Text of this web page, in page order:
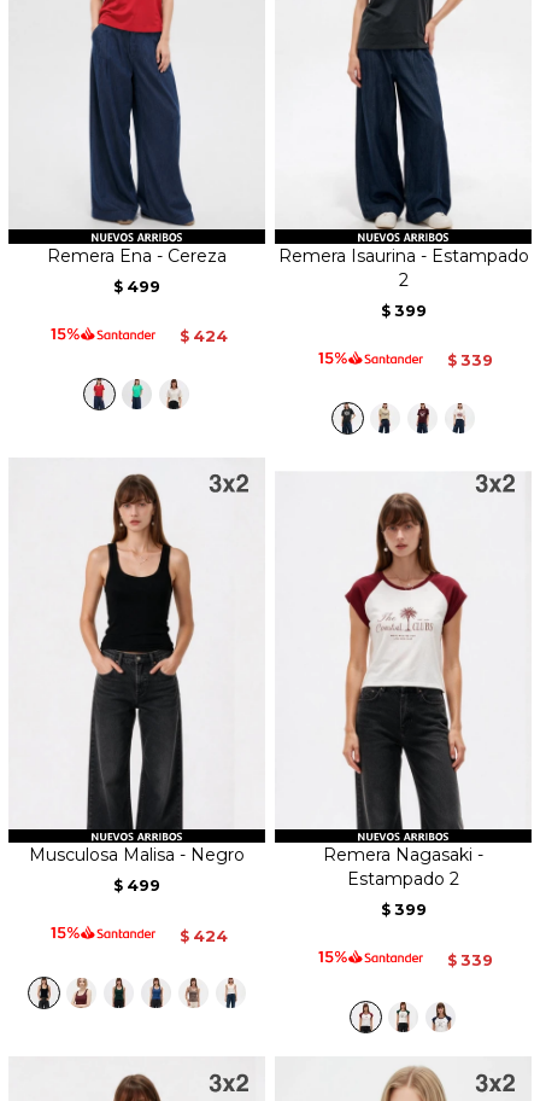
Remera Ena - Cereza
$ 499
$ 424
Remera Isaurina - Estampado
2
$ 399
$ 339
Musculosa Malisa - Negro
$ 499
$ 424
Remera Nagasaki -
Estampado 2
$ 399
$ 339